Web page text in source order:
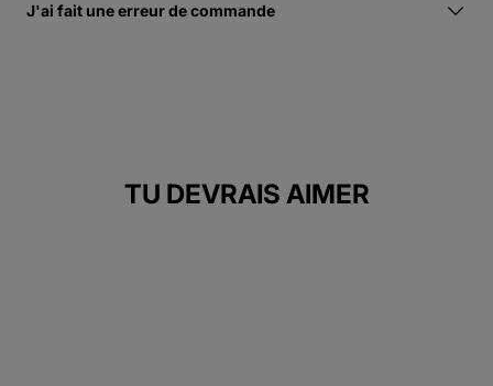
J'ai fait une erreur de commande
TU DEVRAIS AIMER